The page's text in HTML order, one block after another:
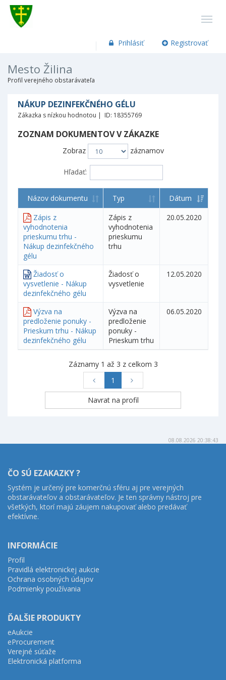
Prihlásiť Registrovať
Mesto Žilina
Profil verejného obstarávateľa
NÁKUP DEZINFEKČNÉHO GÉLU
Zákazka s nízkou hodnotou | ID: 18355769
ZOZNAM DOKUMENTOV V ZÁKAZKE
Zobraz záznamov
Hľadať:
Názov dokumentu Typ
Dátum
Zápis z
vyhodnotenia
prieskumu trhu -
Nákup dezinfekčného
gélu
Zápis z
vyhodnotenia
prieskumu
trhu
20.05.2020
Žiadosť o
vysvetlenie - Nákup
dezinfekčného gélu
Žiadosť o
vysvetlenie
12.05.2020
Výzva na
predloženie ponuky -
Prieskum trhu - Nákup
dezinfekčného gélu
Výzva na
predloženie
ponuky -
Prieskum trhu
06.05.2020
Záznamy 1 až 3 z celkom 3
1
08.08.2026 20:38:43
ČO SÚ EZAKAZKY ?
Systém je určený pre komerčnú sféru aj pre verejných
obstarávateľov a obstarávateľov. Je ten správny nástroj pre
všetkých, ktorí majú záujem nakupovať alebo predávať
efektívne.
INFORMÁCIE
Profil
Pravidlá elektronickej aukcie
Ochrana osobných údajov
Podmienky používania
ĎALŠIE PRODUKTY
eAukcie
eProcurement
Verejné súťaže
Elektronická platforma